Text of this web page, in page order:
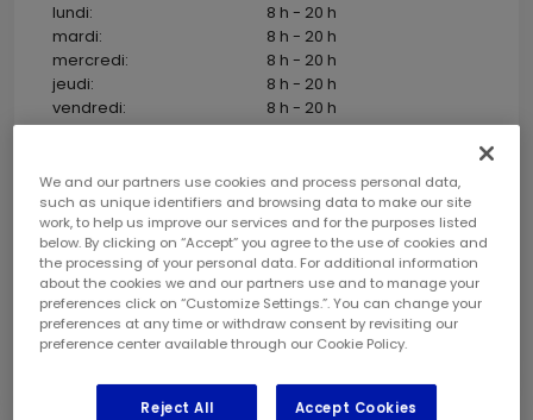
lundi:
8 h - 20 h
mardi:
8 h - 20 h
mercredi:
8 h - 20 h
jeudi:
8 h - 20 h
vendredi:
8 h - 20 h
samedi:
8 h - 17 h
Coordonnées
Téléphone:
(450) 961 9274
Gérant de magasin:
Manjinder Singh
Géré et exploité localement par :
Groupe M2G ML316 TE Inc
Jours fériés
Communiquez avec le centre pour les heures de
service
We and our partners use cookies and process personal data,
such as unique identifiers and browsing data to make our site
work, to help us improve our services and for the purposes listed
below. By clicking on “Accept” you agree to the use of cookies and
the processing of your personal data. For additional information
about the cookies we and our partners use and to manage your
preferences click on “Customize Settings.”. You can change your
preferences at any time or withdraw consent by revisiting our
preference center available through our Cookie Policy.
Reject All Accept Cookies